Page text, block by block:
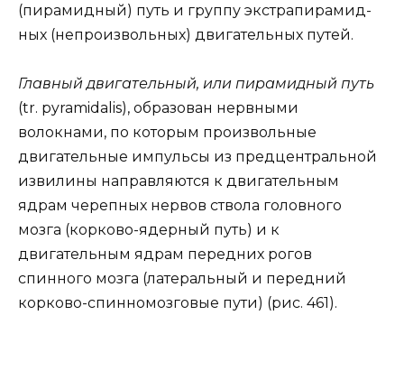
(пирамидный) путь и группу экстрапирамид-
ных (непроизвольных) двигательных путей.
Главный двигательный, или пирамидный путь
(tr. pyramidalis), образован нервными
волокнами, по которым произвольные
двигательные импульсы из предцентральной
извилины направляются к двигательным
ядрам черепных нервов ствола головного
мозга (корково-ядерный путь) и к
двигательным ядрам передних рогов
спинного мозга (латеральный и передний
корково-спинномозговые пути) (рис. 461).